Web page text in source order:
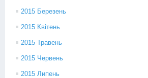
2015 Березень
2015 Квітень
2015 Травень
2015 Червень
2015 Липень